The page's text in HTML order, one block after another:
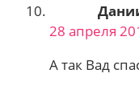
28 апреля
А так Вад